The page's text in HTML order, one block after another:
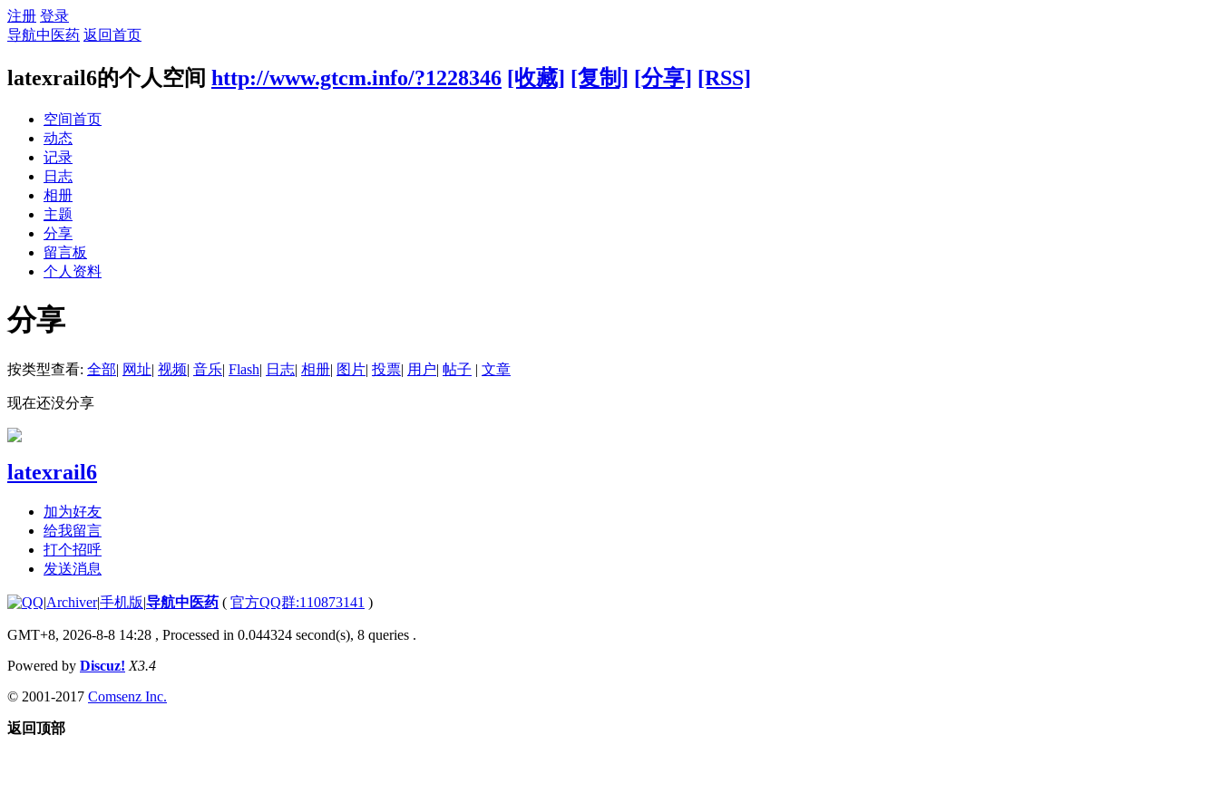
注册 登录
导航中医药 返回首页
latexrail6的个人空间 http://www.gtcm.info/?1228346 [收藏] [复制] [分享] [RSS]
空间首页
动态
记录
日志
相册
主题
分享
留言板
个人资料
分享
按类型查看: 全部| 网址| 视频| 音乐| Flash| 日志| 相册| 图片| 投票| 用户| 帖子 | 文章
现在还没分享
latexrail6
加为好友
给我留言
打个招呼
发送消息
|Archiver|手机版|导航中医药 ( 官方QQ群:110873141 )
GMT+8, 2026-8-8 14:28 , Processed in 0.044324 second(s), 8 queries .
Powered by Discuz! X3.4
© 2001-2017 Comsenz Inc.
返回顶部